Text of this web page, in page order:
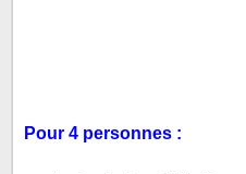
Pour 4 personnes :